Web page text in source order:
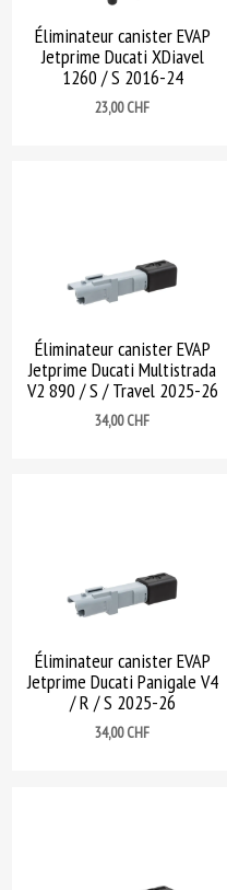
Éliminateur canister EVAP
Jetprime Ducati XDiavel
1260 / S 2016-24
Prix
23,00 CHF
Éliminateur canister EVAP
Jetprime Ducati Multistrada
V2 890 / S / Travel 2025-26
Prix
34,00 CHF
Éliminateur canister EVAP
Jetprime Ducati Panigale V4
/ R / S 2025-26
Prix
34,00 CHF